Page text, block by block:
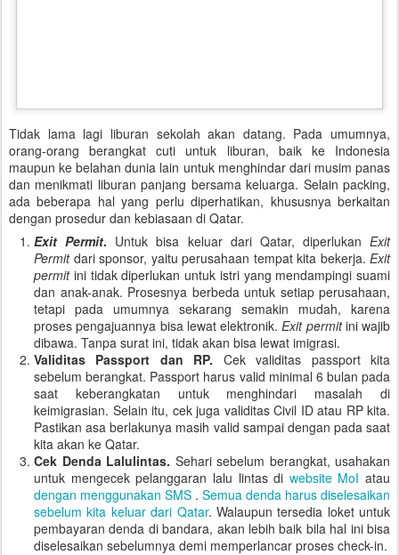
Tidak lama lagi liburan sekolah akan datang. Pada umumnya,
orang-orang berangkat cuti untuk liburan, baik ke Indonesia
maupun ke belahan dunia lain untuk menghindar dari musim panas
dan menikmati liburan panjang bersama keluarga. Selain packing,
ada beberapa hal yang perlu diperhatikan, khususnya berkaitan
dengan prosedur dan kebiasaan di Qatar.
Exit Permit. Untuk bisa keluar dari Qatar, diperlukan Exit
Permitdari sponsor, yaitu perusahaan tempat kita bekerja. Exit
permitini tidak diperlukan untuk istri yang mendampingi suami
dan anak-anak. Prosesnya berbeda untuk setiap perusahaan,
tetapi pada umumnya sekarang semakin mudah, karena
proses pengajuannya bisa lewat elektronik.Exit permitini wajib
dibawa. Tanpa surat ini, tidak akan bisa lewat imigrasi.
Validitas Passport dan RP. Cek validitas passport kita
sebelum berangkat. Passport harus valid minimal 6 bulan pada
saat keberangkatan untuk menghindari masalah di
keimigrasian. Selain itu, cek juga validitas Civil ID atau RP kita.
Pastikan asa berlakunya masih valid sampai dengan pada saat
kita akan ke Qatar.
Cek Denda Lalulintas. Sehari sebelum berangkat, usahakan
untuk mengecek pelanggaran lalu lintas di website MoI atau
dengan menggunakan SMS . Semua denda harus diselesaikan
sebelum kita keluar dari Qatar. Walaupun tersedia loket untuk
pembayaran denda di bandara, akan lebih baik bila hal ini bisa
diselesaikan sebelumnya demi memperlancar proses check-in.